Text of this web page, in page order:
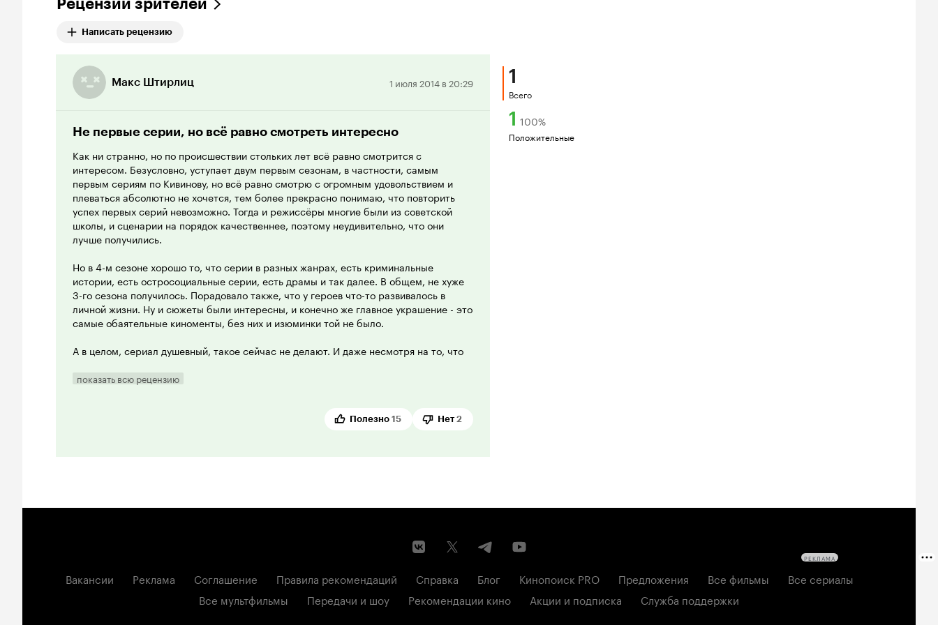
Рецензии зрителей
Написать рецензию
Макс Штирлиц
Положительная
рецензия
1 июля 2014 в 20:29
Не первые серии, но всё равно смотреть интересно
Как ни странно, но по происшествии стольких лет всё равно смотрится с
интересом. Безусловно, уступает двум первым сезонам, в частности, самым
первым сериям по Кивинову, но всё равно смотрю с огромным удовольствием и
плеваться абсолютно не хочется, тем более прекрасно понимаю, что повторить
успех первых серий невозможно. Тогда и режиссёры многие были из советской
школы, и сценарии на порядок качественнее, поэтому неудивительно, что они
лучше получились.
Но в 4-м сезоне хорошо то, что серии в разных жанрах, есть криминальные
истории, есть остросоциальные серии, есть драмы и так далее. В общем, не хуже
3-го сезона получилось. Порадовало также, что у героев что-то развивалось в
личной жизни. Ну и сюжеты были интересны, и конечно же главное украшение - это
самые обаятельные киноменты, без них и изюминки той не было.
А в целом, сериал душевный, такое сейчас не делают. И даже несмотря на то, что
менее смотрится с удовольствием.
показать всю рецензию
Полезно 15 Нет 2
1
Всего
1 100%
Положительные
Вакансии Реклама Соглашение Правила рекомендаций Справка Блог Кинопоиск PRO Предложения Все фильмы
Все сериалы
Все мультфильмы
Передачи и шоу Рекомендации кино Акции и подписка Служба поддержки
РЕКЛАМА